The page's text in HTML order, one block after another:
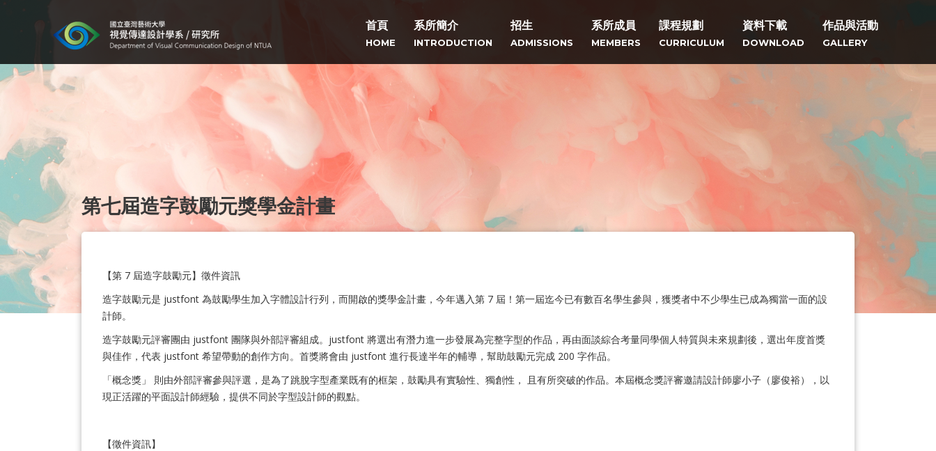
首頁
HOME
系所簡介
INTRODUCTION
招生
ADMISSIONS
系所成員
MEMBERS
課程規劃
CURRICULUM
資料下載
DOWNLOAD
作品與活動
GALLERY
第七屆造字鼓勵元獎學金計畫
【第 7 屆造字鼓勵元】徵件資訊
造字鼓勵元是 justfont 為鼓勵學生加入字體設計行列，而開啟的獎學金計畫，今年邁入第 7 屆！第一屆迄今已有數百名學生參與，獲獎者中不少學生已成為獨當一面的設
計師。
造字鼓勵元評審團由 justfont 團隊與外部評審組成。justfont 將選出有潛力進一步發展為完整字型的作品，再由面談綜合考量同學個人特質與未來規劃後，選出年度首獎
與佳作，代表 justfont 希望帶動的創作方向。首獎將會由 justfont 進行長達半年的輔導，幫助鼓勵元完成 200 字作品。
「概念獎」 則由外部評審參與評選，是為了跳脫字型產業既有的框架，鼓勵具有實驗性、獨創性， 且有所突破的作品。本屆概念獎評審邀請設計師廖小子（廖俊裕），以
現正活躍的平面設計師經驗，提供不同於字型設計師的觀點。
【徵件資訊】